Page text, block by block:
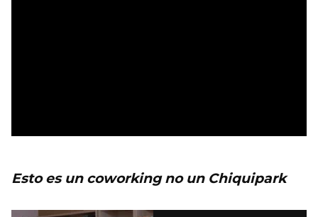
Esto es un coworking no un Chiquipark